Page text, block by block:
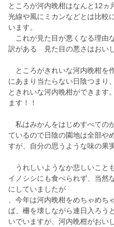
ところが河内晩柑はなんと12ヵ
光線や風にミカンなどとは比較
います。
これが見た目が悪くなる理由
訳がある 見た目の悪さはおい
ところがきれいな河内晩柑を
にあまり当たらない日陰つまり
ときれいな河内晩柑ができます
ます！！
私はみかんをはじめすべての
ているので日陰の園地は全部や
すが、自分の思うような味の果
うれしいようなか悲しいこと
イノシシにも食べられず、当然
にしていましたが
、今年は河内晩柑をめちゃめち
ば、柵を壊しながら連日入ろう
いでいますが、河内晩柑がおい